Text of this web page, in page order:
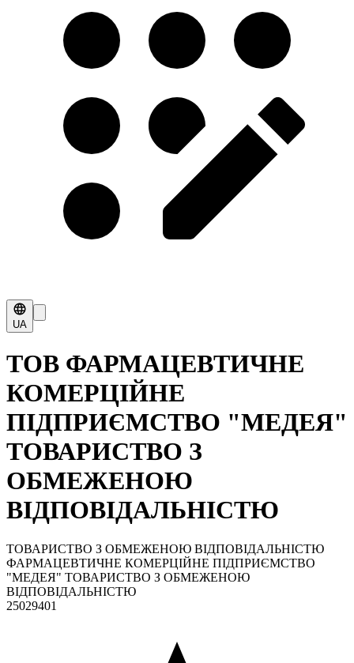
UA
ТОВ ФАРМАЦЕВТИЧНЕ
КОМЕРЦІЙНЕ
ПІДПРИЄМСТВО "МЕДЕЯ"
ТОВАРИСТВО З
ОБМЕЖЕНОЮ
ВІДПОВІДАЛЬНІСТЮ
ТОВАРИСТВО З ОБМЕЖЕНОЮ ВІДПОВІДАЛЬНІСТЮ
ФАРМАЦЕВТИЧНЕ КОМЕРЦІЙНЕ ПІДПРИЄМСТВО
"МЕДЕЯ" ТОВАРИСТВО З ОБМЕЖЕНОЮ
ВІДПОВІДАЛЬНІСТЮ
25029401